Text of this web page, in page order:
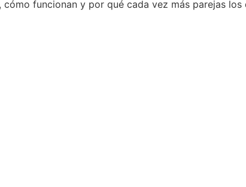
funcionan y por qué cada vez más parejas